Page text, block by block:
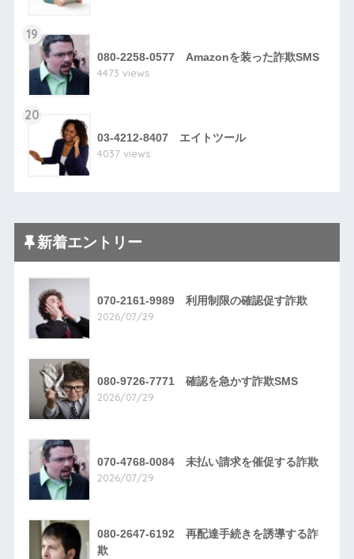
19
080-2258-0577 Amazonを装った詐欺SMS
4473 views
20
03-4212-8407 エイトツール
4037 views
新着エントリー
070-2161-9989 利用制限の確認促す詐欺
2026/07/29
080-9726-7771 確認を急かす詐欺SMS
2026/07/29
070-4768-0084 未払い請求を催促する詐欺
2026/07/29
080-2647-6192 再配達手続きを誘導する詐
欺